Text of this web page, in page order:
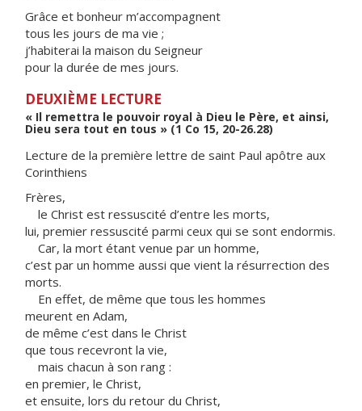
Grâce et bonheur m’accompagnent
tous les jours de ma vie ;
j’habiterai la maison du Seigneur
pour la durée de mes jours.
DEUXIÈME LECTURE
« Il remettra le pouvoir royal à Dieu le Père, et ainsi,
Dieu sera tout en tous » (1 Co 15, 20-26.28)
Lecture de la première lettre de saint Paul apôtre aux
Corinthiens
Frères,
le Christ est ressuscité d’entre les morts,
lui, premier ressuscité parmi ceux qui se sont endormis.
Car, la mort étant venue par un homme,
c’est par un homme aussi que vient la résurrection des
morts.
En effet, de même que tous les hommes
meurent en Adam,
de même c’est dans le Christ
que tous recevront la vie,
mais chacun à son rang :
en premier, le Christ,
et ensuite, lors du retour du Christ,